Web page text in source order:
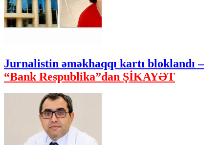
Jurnalistin əməkhaqqı kartı bloklandı –
“Bank Respublika”dan ŞİKAYƏT